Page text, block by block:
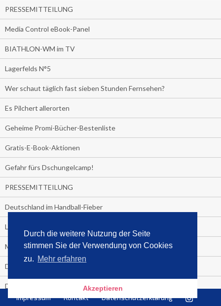
Durch die weitere Nutzung der Seite
stimmen Sie der Verwendung von Cookies
zu. Mehr erfahren
Akzeptieren
PRESSEMITTEILUNG
Media Control eBook-Panel
BIATHLON-WM im TV
Lagerfelds N°5
Wer schaut täglich fast sieben Stunden Fernsehen?
Es Pilchert allerorten
Geheime Promi-Bücher-Bestenliste
Gratis-E-Book-Aktionen
Gefahr fürs Dschungelcamp!
PRESSEMITTEILUNG
Deutschland im Handball-Fieber
Libri und Media Control verlängern Vertrag langfristig
Medienquiz:
Deutschlands Jahrescharts 2018
Die TV-Quotenkönige 2018
Impressum Kontakt Datenschutzerklärung